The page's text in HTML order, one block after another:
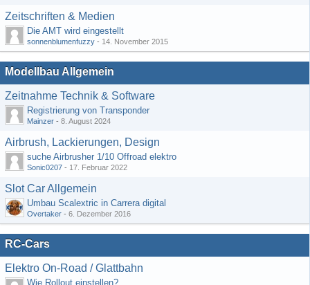
Zeitschriften & Medien
Die AMT wird eingestellt
sonnenblumenfuzzy - 14. November 2015
Modellbau Allgemein
Zeitnahme Technik & Software
Registrierung von Transponder
Mainzer - 8. August 2024
Airbrush, Lackierungen, Design
suche Airbrusher 1/10 Offroad elektro
Sonic0207 - 17. Februar 2022
Slot Car Allgemein
Umbau Scalextric in Carrera digital
Overtaker - 6. Dezember 2016
RC-Cars
Elektro On-Road / Glattbahn
Wie Rollout einstellen?